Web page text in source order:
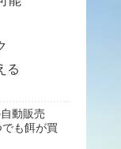
る
動販売
も餌が買